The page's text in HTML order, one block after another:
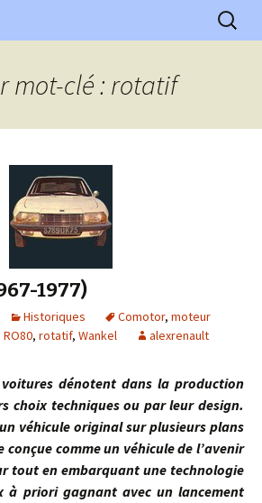
Ancienne
: articles, historiques
mot-clé : rotatif
1977)
Historiques Comotor, moteur
RO80, rotatif, Wankel alexrenault
dénotent dans la production
choix techniques ou par leur design.
un véhicule original sur plusieurs plans
comme un véhicule de l’avenir
tout en embarquant une technologie
à priori gagnant avec un lancement